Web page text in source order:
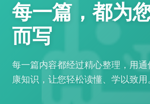
每一篇，都为
而写
每一篇内容都经过精心整理，用
康知识，让您轻松读懂、学以致用